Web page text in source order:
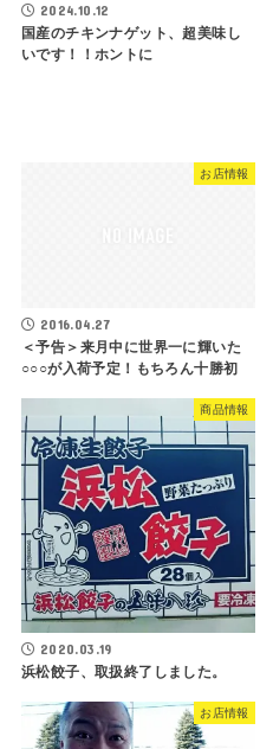
2024.10.12
国産のチキンナゲット、超美味し
いです！！ホントに
お店情報
2016.04.27
＜予告＞来月中に世界一に輝いた
○○○が入荷予定！もちろん十勝初
商品情報
2020.03.19
浜松餃子、取扱終了しました。
お店情報